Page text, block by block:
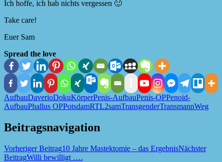
Ich hoffe, ich hab nichts vergessen 🙂
Take care!
Euer Sam
Spread the love
AufbauDaverioDokuKörperPenis-AufbauPenis-OPPenoid-
AufbauPhallus OPPotsdamRTL2samTransgenderTransmannWeg
Beitragsnavigation
Vorheriger Beitrag10 Jahre Mastektomie – das ErgebnisNächster
BeitragWilli bewilligt ….